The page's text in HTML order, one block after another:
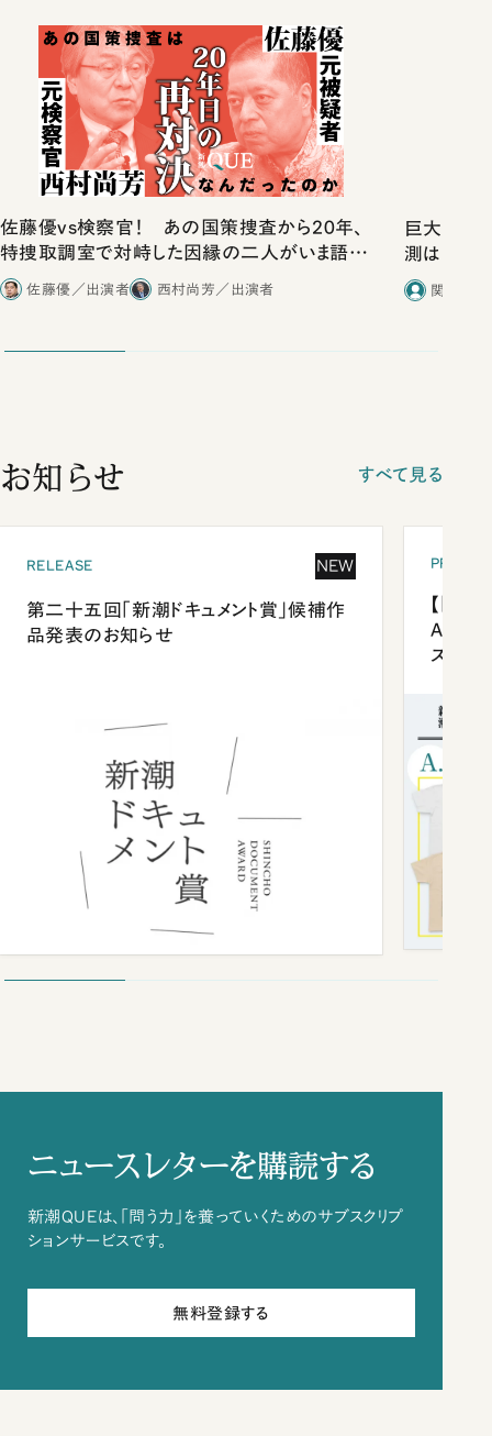
佐藤優vs検察官！ あの国策捜査から20年、
特捜取調室で対峙した因縁の二人がいま語り
合ったこと
佐藤優／出演者 西村尚芳／出演者
巨大地震
測は可能
｜井出哲
（3）
関瑶子
お知らせ すべて見る
RELEASE NEW
第二十五回「新潮ドキュメント賞」候補作
品発表のお知らせ
【「新
ズプレ
ニュースレターを購読する
新潮QUEは、「問う力」を養っていくためのサブスクリプ
ションサービスです。
無料登録する